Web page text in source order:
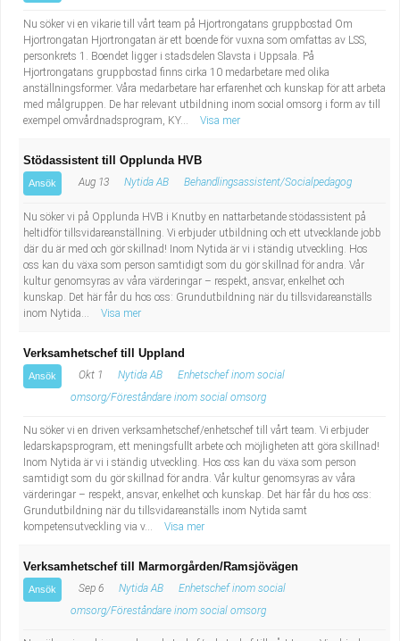
Nu söker vi en vikarie till vårt team på Hjortrongatans gruppbostad Om
Hjortrongatan Hjortrongatan är ett boende för vuxna som omfattas av LSS,
personkrets 1. Boendet ligger i stadsdelen Slavsta i Uppsala. På
Hjortrongatans gruppbostad finns cirka 10 medarbetare med olika
anställningsformer. Våra medarbetare har erfarenhet och kunskap för att arbeta
med målgruppen. De har relevant utbildning inom social omsorg i form av till
exempel omvårdnadsprogram, KY...
Visa mer
Stödassistent till Opplunda HVB
Ansök Aug 13 Nytida AB Behandlingsassistent/Socialpedagog
Nu söker vi på Opplunda HVB i Knutby en nattarbetande stödassistent på
heltidför tillsvidareanställning. Vi erbjuder utbildning och ett utvecklande jobb
där du är med och gör skillnad! Inom Nytida är vi i ständig utveckling. Hos
oss kan du växa som person samtidigt som du gör skillnad för andra. Vår
kultur genomsyras av våra värderingar – respekt, ansvar, enkelhet och
kunskap. Det här får du hos oss: Grundutbildning när du tillsvidareanställs
inom Nytida...
Visa mer
Verksamhetschef till Uppland
Ansök Okt 1 Nytida AB
Enhetschef inom social
omsorg/Föreståndare inom social omsorg
Nu söker vi en driven verksamhetschef/enhetschef till vårt team. Vi erbjuder
ledarskapsprogram, ett meningsfullt arbete och möjligheten att göra skillnad!
Inom Nytida är vi i ständig utveckling. Hos oss kan du växa som person
samtidigt som du gör skillnad för andra. Vår kultur genomsyras av våra
värderingar – respekt, ansvar, enkelhet och kunskap. Det här får du hos oss:
Grundutbildning när du tillsvidareanställs inom Nytida samt
kompetensutveckling via v...
Visa mer
Verksamhetschef till Marmorgården/Ramsjövägen
Ansök Sep 6 Nytida AB
Enhetschef inom social
omsorg/Föreståndare inom social omsorg